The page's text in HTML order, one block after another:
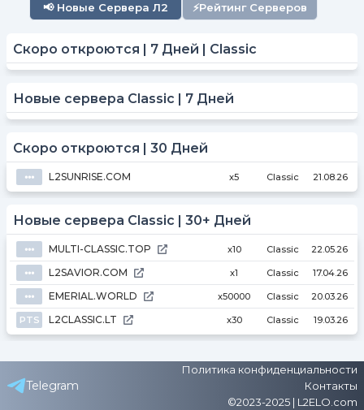
📢 Новые Сервера Л2 ⚡Рейтинг Серверов
Скоро откроются | 7 Дней | Classic
Новые сервера Classic | 7 Дней
Скоро откроются | 30 Дней
⦁⦁⦁ L2SUNRISE.COM x5 Classic 21.08.26
Новые сервера Classic | 30+ Дней
⦁⦁⦁ MULTI-CLASSIC.TOP x10 Classic 22.05.26
⦁⦁⦁ L2SAVIOR.COM x1 Classic 17.04.26
⦁⦁⦁ EMERIAL.WORLD x50000 Classic 20.03.26
PTS L2CLASSIC.LT x30 Classic 19.03.26
Telegram
Политика конфиденциальности
Контакты
©2023-2025 | L2ELO.com